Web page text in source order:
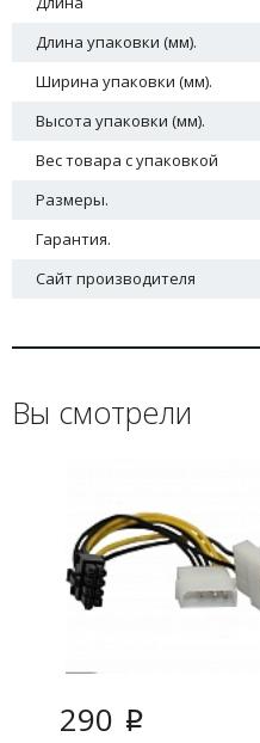
Длина упаковки (мм).
Ширина упаковки (мм).
Высота упаковки (мм).
Вес товара с упаковкой
Размеры.
Гарантия.
Сайт производителя
Вы смотрели
290 i